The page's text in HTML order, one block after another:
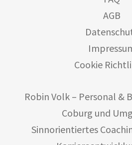
AGB
Cookie
Robin Volk – Personal &
Coburg und
Sinnorientiertes